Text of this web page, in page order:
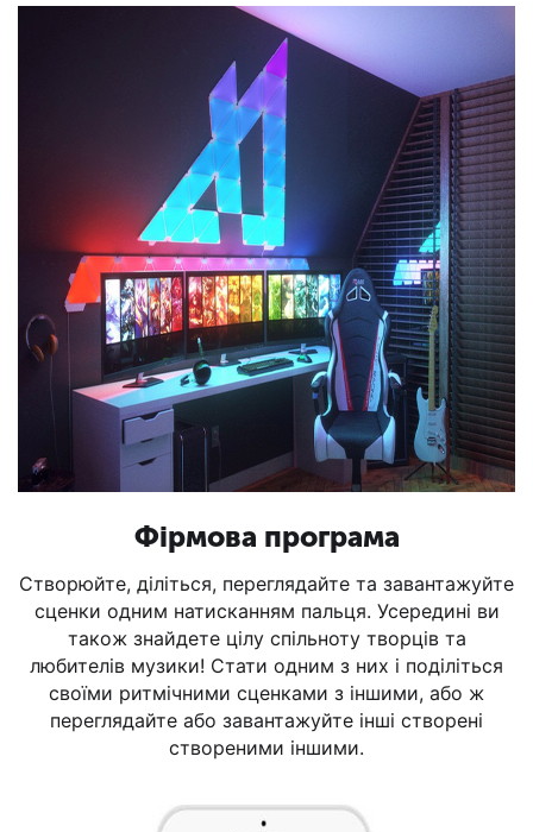
Фірмова програма
Створюйте, діліться, переглядайте та завантажуйте
сценки одним натисканням пальця. Усередині ви
також знайдете цілу спільноту творців та
любителів музики! Стати одним з них і поділіться
своїми ритмічними сценками з іншими, або ж
переглядайте або завантажуйте інші створені
створеними іншими.